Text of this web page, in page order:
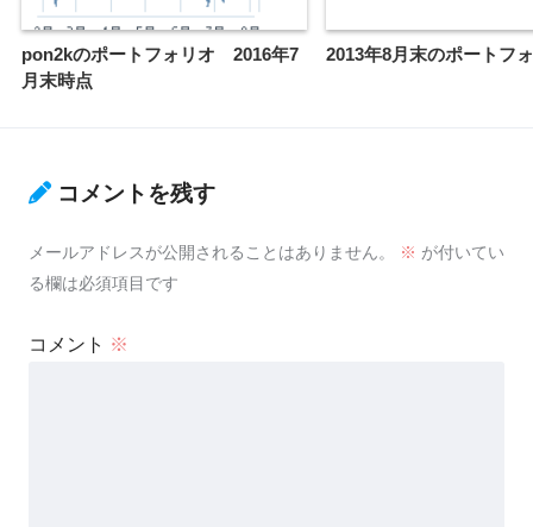
pon2kのポートフォリオ 2016年7
月末時点
2013年8月末のポートフ
コメントを残す
メールアドレスが公開されることはありません。 ※ が付いてい
る欄は必須項目です
コメント ※